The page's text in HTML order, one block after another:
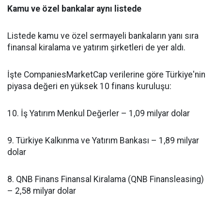
Kamu ve özel bankalar aynı listede
Listede kamu ve özel sermayeli bankaların yanı sıra
finansal kiralama ve yatırım şirketleri de yer aldı.
İşte CompaniesMarketCap verilerine göre Türkiye'nin
piyasa değeri en yüksek 10 finans kuruluşu:
10. İş Yatırım Menkul Değerler – 1,09 milyar dolar
9. Türkiye Kalkınma ve Yatırım Bankası – 1,89 milyar
dolar
8. QNB Finans Finansal Kiralama (QNB Finansleasing)
– 2,58 milyar dolar